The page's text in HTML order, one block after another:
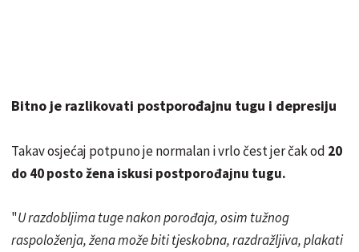
Bitno je razlikovati postporođajnu tugu i depresiju
Takav osjećaj potpuno je normalan i vrlo čest jer čak od 20
do 40 posto žena iskusi postporođajnu tugu.
"U razdobljima tuge nakon porođaja, osim tužnog
raspoloženja, žena može biti tjeskobna, razdražljiva, plakati